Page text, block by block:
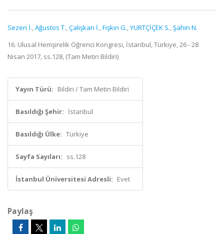
Sezen İ.,Ağustos T.,Çalışkan İ.,Fışkın G.,YURTÇİÇEK S.,Şahin N.
16. Ulusal Hemşirelik Öğrenci Kongresi, İstanbul, Türkiye, 26 - 28
Nisan 2017, ss.128, (Tam Metin Bildiri)
Yayın Türü: Bildiri / Tam Metin Bildiri
Basıldığı Şehir: İstanbul
Basıldığı Ülke: Türkiye
Sayfa Sayıları: ss.128
İstanbul Üniversitesi Adresli: Evet
Paylaş